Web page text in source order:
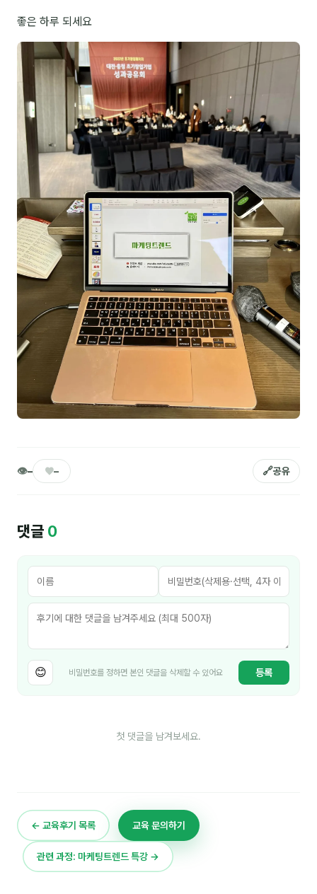
🤖 AI 실무
🧭 기획·전략 1
강사
김종혁
구자룡
김경태
김소연
김의중
김종무
김휘
노준영
Maria
안정미
윤석현
이상미
이미루
이인우
진나하
최지혜
좋은 하루 되세요
👁– ♥– 🔗공유
댓글 0
😊 비밀번호를 정하면 본인 댓글을 삭제할 수 있어요 등록
첫 댓글을 남겨보세요.
← 교육후기 목록 교육 문의하기
관련 과정: 마케팅트렌드 특강 →